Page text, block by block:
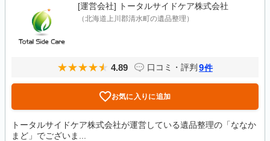
[運営会社] トータルサイドケア株式会社
（北海道上川郡清水町の遺品整理）
4.89 口コミ・評判 9件
お気に入りに追加
トータルサイドケア株式会社が運営している遺品整理の「ななか
まど」でございま...